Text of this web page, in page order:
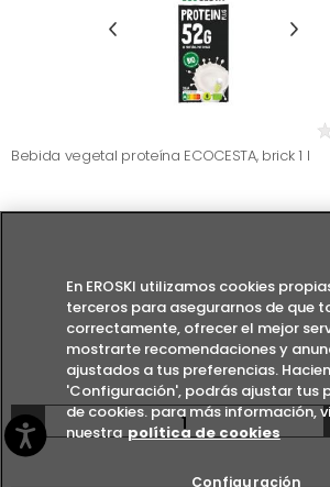
Bebida vegetal proteína ECOCESTA, brick 1 l
-
En EROSKI utilizamos cookies
terceros para asegurarnos de que
correctamente, ofrecer el mejor
mostrarte recomendaciones y
ajustados a tus preferencias.
'Configuración', podrás ajustar tus
de cookies. para más información,
nuestra política de cookies
Configuración